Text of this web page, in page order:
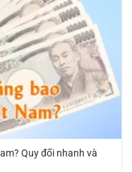
Quy đổi nhanh và